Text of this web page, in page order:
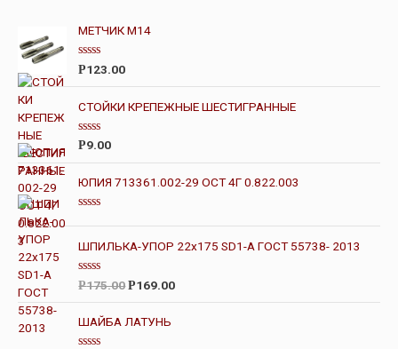
МЕТЧИК М14
О
е
н
к
а
и
з
Р123.00
СТОЙКИ КРЕПЕЖНЫЕ ШЕСТИГРАННЫЕ
О
е
н
к
а
и
5
Р9.00
ЮПИЯ 713361.002-29 ОСТ 4Г 0.822.003
ц
е
н
к
0
и
5
ШПИЛЬКА-УПОР 22х175 SD1-А ГОСТ 55738- 2013
О
е
н
к
а
Р175.00 Р169.00
ШАЙБА ЛАТУНЬ